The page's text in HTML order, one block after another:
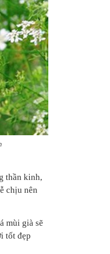
thần kinh,
chịu nên
mùi già sẽ
tốt đẹp